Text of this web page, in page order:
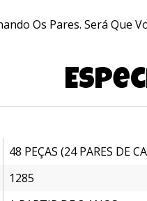
Os Pares. Será Que
48 PEÇAS (24 PARES DE
1285